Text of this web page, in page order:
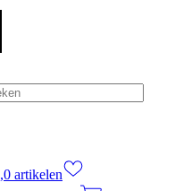
,0 artikelen